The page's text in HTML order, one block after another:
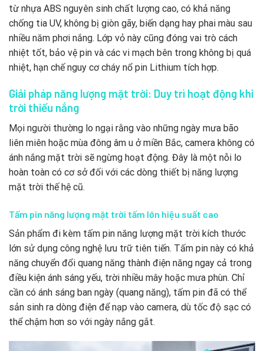
từ nhựa ABS nguyên sinh chất lượng cao, có khả năng
chống tia UV, không bị giòn gãy, biến dạng hay phai màu sau
nhiều năm phơi nắng. Lớp vỏ này cũng đóng vai trò cách
nhiệt tốt, bảo vệ pin và các vi mạch bên trong không bị quá
nhiệt, hạn chế nguy cơ cháy nổ pin Lithium tích hợp.
Giải pháp năng lượng mặt trời: Duy trì hoạt động khi
trời thiếu nắng
Mọi người thường lo ngại rằng vào những ngày mưa bão
liên miên hoặc mùa đông âm u ở miền Bắc, camera không có
ánh nắng mặt trời sẽ ngừng hoạt động. Đây là một nỗi lo
hoàn toàn có cơ sở đối với các dòng thiết bị năng lượng
mặt trời thế hệ cũ.
Tấm pin năng lượng mặt trời tấm lớn hiệu suất cao
Sản phẩm đi kèm tấm pin năng lượng mặt trời kích thước
lớn sử dụng công nghệ lưu trữ tiên tiến. Tấm pin này có khả
năng chuyển đổi quang năng thành điện năng ngay cả trong
điều kiện ánh sáng yếu, trời nhiều mây hoặc mưa phùn. Chỉ
cần có ánh sáng ban ngày (quang năng), tấm pin đã có thể
sản sinh ra dòng điện để nạp vào camera, dù tốc độ sạc có
thể chậm hơn so với ngày nắng gắt.